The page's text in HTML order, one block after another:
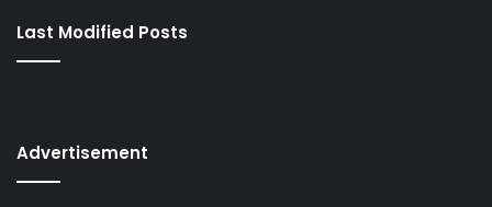
Last Modified Posts
Advertisement